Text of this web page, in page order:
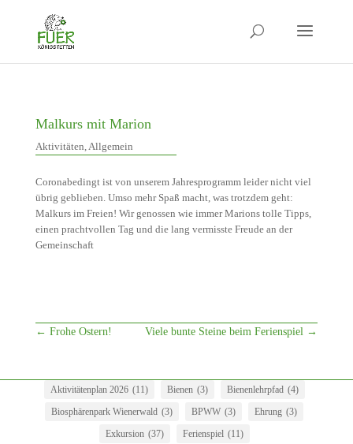
Malkurs mit Marion
Aktivitäten,Allgemein
Coronabedingt ist von unserem Jahresprogramm leider nicht viel
übrig geblieben. Umso mehr Spaß macht, was trotzdem geht:
Malkurs im Freien! Wir genossen wie immer Marions tolle Tipps,
einen prachtvollen Tag und die lang vermisste Freude an der
Gemeinschaft
← Frohe Ostern! Viele bunte Steine beim Ferienspiel →
Aktivitätenplan 2026 (11) Bienen (3) Bienenlehrpfad (4)
Biosphärenpark Wienerwald (3) BPWW (3) Ehrung (3)
Exkursion (37) Ferienspiel (11)